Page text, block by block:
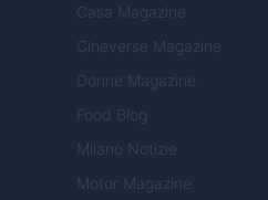
Casa Magazine
Cineverse Magazine
Donne Magazine
Food Blog
Milano Notizie
Motor Magazine